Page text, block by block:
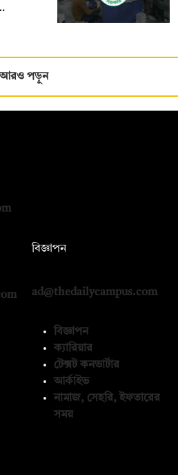
পড়ুন
বিজ্ঞাপন
ad@thedailycampus.com
বিজ্ঞাপন
ক্যারিয়ার
টেক্সট কনভার্টার
আর্কাইভ
নামাজ, সেহরি, ইফতারের
সময়